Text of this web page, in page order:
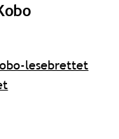
lesebrettet